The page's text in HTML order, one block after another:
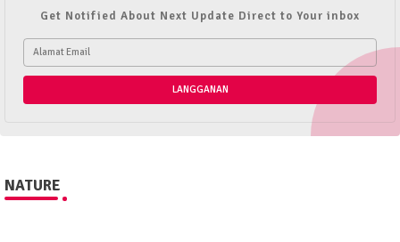
Get Notified About Next Update Direct to Your inbox
NATURE